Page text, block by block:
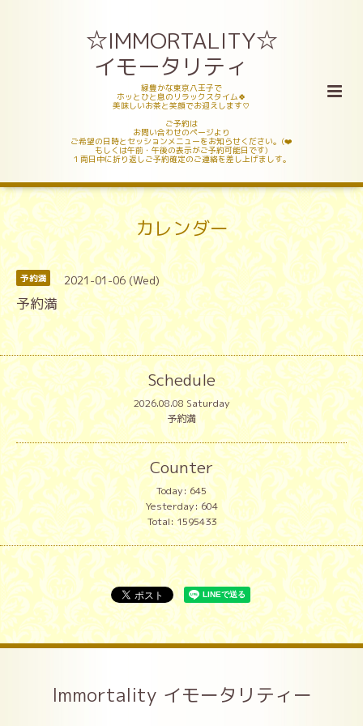
☆IMMORTALITY☆
イモータリティ
緑豊かな東京八王子で
ホッとひと息のリラックスタイム🍀
美味しいお茶と笑顔でお迎えします♡
ご予約は
お問い合わせのページより
ご希望の日時とセッションメニューをお知らせください。(❤️
もしくは午前・午後の表示がご予約可能日です)
１両日中に折り返しご予約確定のご連絡を差し上げましす。
カレンダー
予約満 2021-01-06 (Wed)
予約満
Schedule
2026.08.08 Saturday
予約満
Counter
Today:645
Yesterday:604
Total:1595433
Immortality イモータリティー